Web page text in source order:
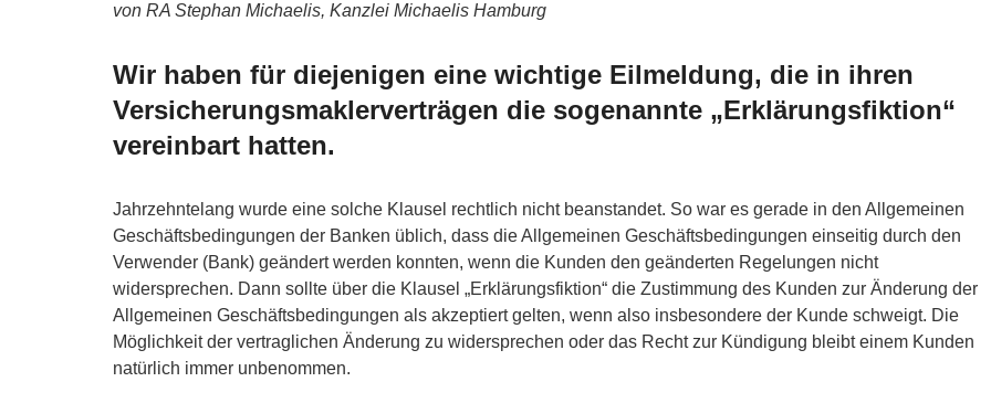
von RA Stephan Michaelis, Kanzlei Michaelis Hamburg
Wir haben für diejenigen eine wichtige Eilmeldung, die in ihren
Versicherungsmaklerverträgen die sogenannte „Erklärungsfiktion“
vereinbart hatten.
Jahrzehntelang wurde eine solche Klausel rechtlich nicht beanstandet. So war es gerade in den Allgemeinen
Geschäftsbedingungen der Banken üblich, dass die Allgemeinen Geschäftsbedingungen einseitig durch den
Verwender (Bank) geändert werden konnten, wenn die Kunden den geänderten Regelungen nicht
widersprechen. Dann sollte über die Klausel „Erklärungsfiktion“ die Zustimmung des Kunden zur Änderung der
Allgemeinen Geschäftsbedingungen als akzeptiert gelten, wenn also insbesondere der Kunde schweigt. Die
Möglichkeit der vertraglichen Änderung zu widersprechen oder das Recht zur Kündigung bleibt einem Kunden
natürlich immer unbenommen.